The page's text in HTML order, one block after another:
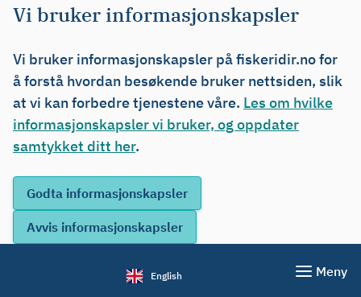
Vi bruker informasjonskapsler
Vi bruker informasjonskapsler på fiskeridir.no for
å forstå hvordan besøkende bruker nettsiden, slik
at vi kan forbedre tjenestene våre. Les om hvilke
informasjonskapsler vi bruker, og oppdater
samtykket ditt her.
English Meny